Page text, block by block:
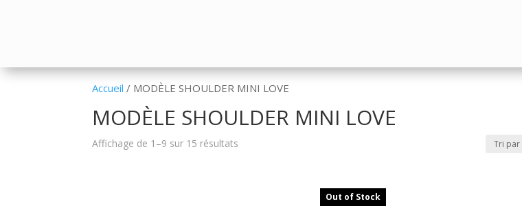
Accueil / MODÈLE SHOULDER MINI LOVE
MODÈLE SHOULDER MINI LOVE
Affichage de 1–9 sur 15 résultats
Out of Stock